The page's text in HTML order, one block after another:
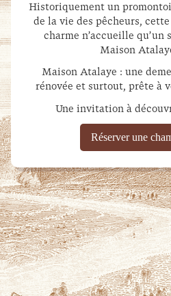
Historiquement un
de la vie des pêcheurs,
charme n’accueille qu’un
Maison
Maison Atalaye : une
rénovée et surtout, prête à
Une invitation à
Réserver une